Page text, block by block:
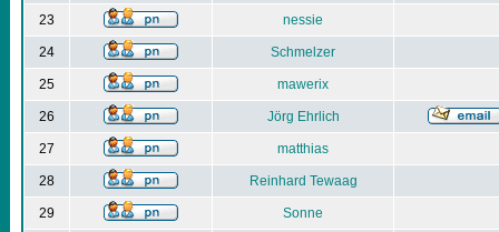
23 nessie
24 Schmelzer
25 mawerix
26 Jörg Ehrlich
27 matthias
28 Reinhard Tewaag
29 Sonne